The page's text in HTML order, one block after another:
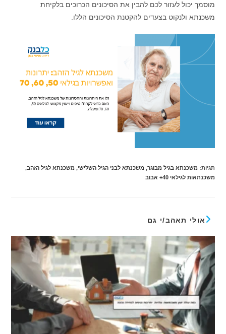
מוסמך יכול לעזור לכם להבין את הסיכונים הכרוכים בלקיחת
משכנתא ולנקוט בצעדים להקטנת הסיכונים הללו.
תגיות: משכנתא בגיל מבוגר, משכנתא לבני הגיל השלישי, משכנתא לגיל הזהב,
משכנתאות לגילאי 40+ אבוב
אולי תאהב/י גם